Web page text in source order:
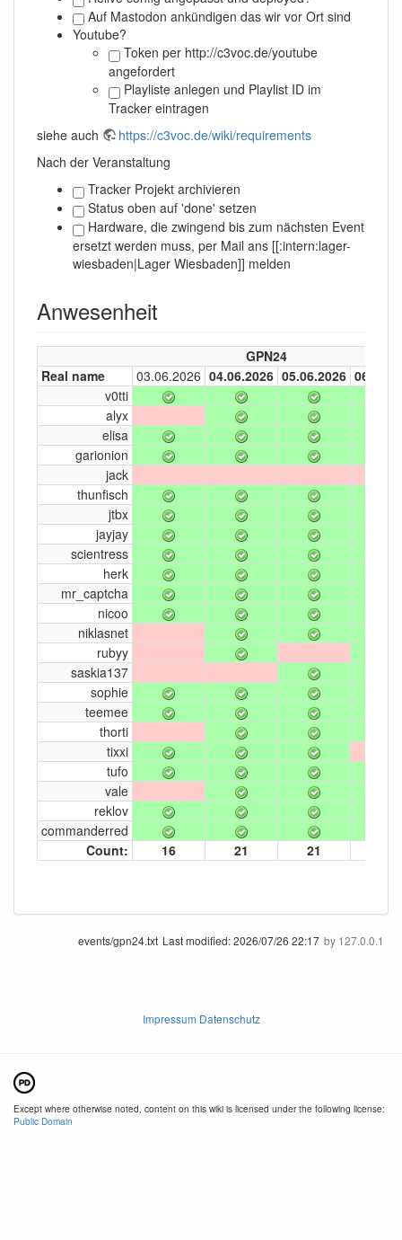
Auf Mastodon ankündigen das wir vor Ort sind
Youtube?
Token per http://c3voc.de/youtube
angefordert
Playliste anlegen und Playlist ID im
Tracker eintragen
siehe auch
https://c3voc.de/wiki/requirements
Nach der Veranstaltung
Tracker Projekt archivieren
Status oben auf 'done' setzen
Hardware, die zwingend bis zum nächsten Event
ersetzt werden muss, per Mail ans [[:intern:lager-
wiesbaden|Lager Wiesbaden]] melden
Anwesenheit
GPN24
Real name
03.06.2026 04.06.2026 05.06.2026
v0tti
alyx
elisa
garionion
jack
thunfisch
jtbx
jayjay
scientress
herk
mr_captcha
nicoo
niklasnet
rubyy
saskia137
sophie
teemee
thorti
tixxi
tufo
vale
reklov
commanderred
Count:
16 21 21
events/gpn24.txt Last modified:2026/07/26 22:17 by 127.0.0.1
Impressum Datenschutz
Except where otherwise noted, content on this wiki is licensed under the following license:
Public Domain